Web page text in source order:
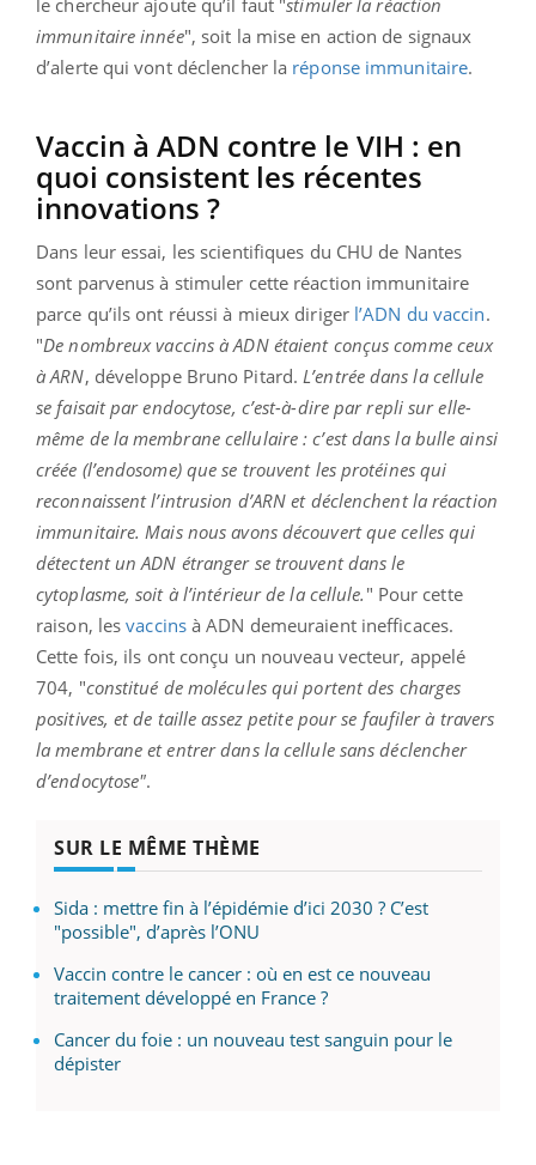
immunitaire innée", soit la mise en action de signaux
d’alerte qui vont déclencher la réponse immunitaire.
Vaccin à ADN contre le VIH : en
quoi consistent les récentes
innovations ?
Dans leur essai, les scientifiques du CHU de Nantes
sont parvenus à stimuler cette réaction immunitaire
parce qu’ils ont réussi à mieux diriger l’ADN du vaccin.
"De nombreux vaccins à ADN étaient conçus comme ceux
à ARN, développe Bruno Pitard. L’entrée dans la cellule
se faisait par endocytose, c’est-à-dire par repli sur elle-
même de la membrane cellulaire : c’est dans la bulle ainsi
créée (l’endosome) que se trouvent les protéines qui
reconnaissent l’intrusion d’ARN et déclenchent la réaction
immunitaire. Mais nous avons découvert que celles qui
détectent un ADN étranger se trouvent dans le
cytoplasme, soit à l’intérieur de la cellule. " Pour cette
raison, lesvaccinsà ADN demeuraient inefficaces.
Cette fois, ils ont conçu un nouveau vecteur, appelé
704, "constitué de molécules qui portent des charges
positives, et de taille assez petite pour se faufiler à travers
la membrane et entrer dans la cellule sans déclencher
d’endocytose".
SUR LE MÊME THÈME
Sida : mettre fin à l’épidémie d’ici 2030 ? C’est
"possible", d’après l’ONU
Vaccin contre le cancer : où en est ce nouveau
traitement développé en France ?
Cancer du foie : un nouveau test sanguin pour le
dépister